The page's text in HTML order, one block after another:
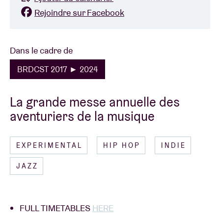
Dans le cadre de
BRDCST 2017 ► 2024
La grande messe annuelle des
aventuriers de la musique
EXPERIMENTAL HIP HOP INDIE
JAZZ
FULL TIMETABLES HERE
Rejoindre sur Facebook